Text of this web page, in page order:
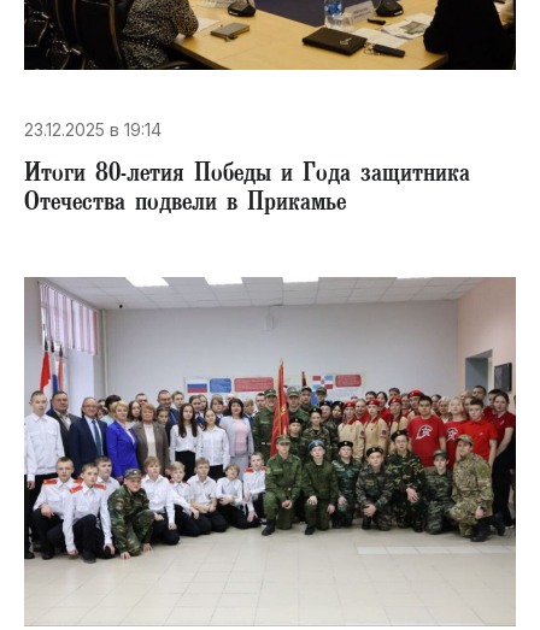
23.12.2025 в 19:14
​Итоги 80-летия Победы и Года защитника
Отечества подвели в Прикамье